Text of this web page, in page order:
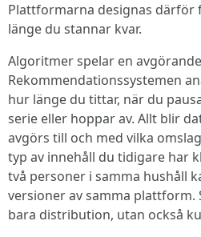
Plattformarna designas därför
länge du stannar kvar.
Algoritmer spelar en
Rekommendationssystemen
hur länge du tittar, när du
serie eller hoppar av. Allt blir
avgörs till och med vilka
typ av innehåll du tidigare har
två personer i samma hushåll
versioner av samma plattform.
bara distribution, utan också